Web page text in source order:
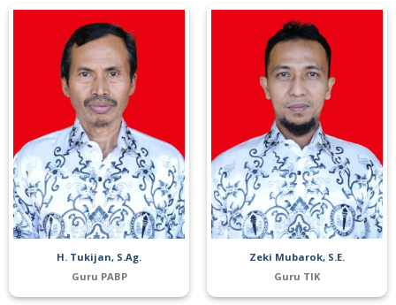
H. Tukijan, S.Ag.
Guru PABP
Zeki Mubarok, S.E.
Guru TIK